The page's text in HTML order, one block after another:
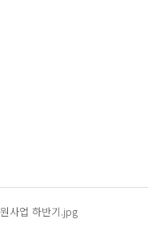
사업 하반기.jpg